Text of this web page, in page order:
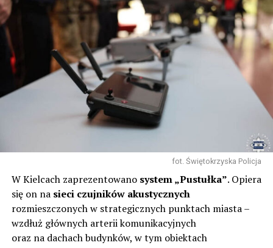
fot. Świętokrzyska Policja
W Kielcach zaprezentowano system „Pustułka”. Opiera
się on na sieci czujników akustycznych
rozmieszczonych w strategicznych punktach miasta –
wzdłuż głównych arterii komunikacyjnych
oraz na dachach budynków, w tym obiektach